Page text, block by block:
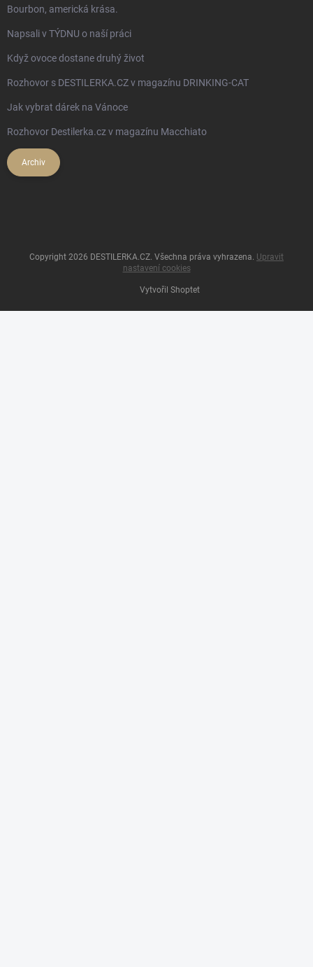
Bourbon, americká krása.
Napsali v TÝDNU o naší práci
Když ovoce dostane druhý život
Rozhovor s DESTILERKA.CZ v magazínu DRINKING-CAT
Jak vybrat dárek na Vánoce
Rozhovor Destilerka.cz v magazínu Macchiato
Archiv
Vytvořil Shoptet
Copyright 2026 DESTILERKA.CZ . Všechna práva vyhrazena. Upravit
nastavení cookies